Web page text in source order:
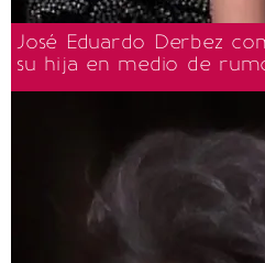
José Eduardo Derbez
su hija en medio de